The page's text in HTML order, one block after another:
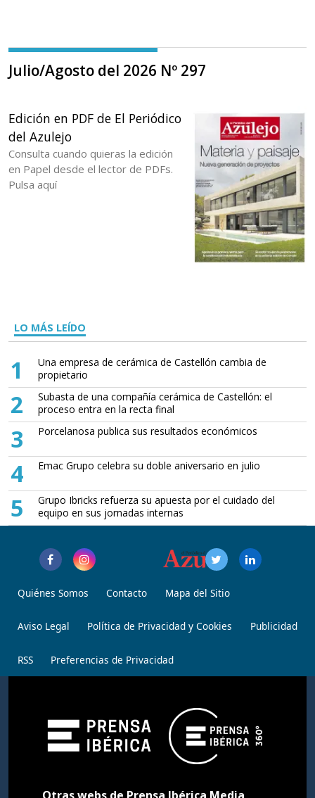
Julio/Agosto del 2026 Nº 297
Edición en PDF de El Periódico
del Azulejo
Consulta cuando quieras la edición
en Papel desde el lector de PDFs.
Pulsa aquí
LO MÁS LEÍDO
1
Una empresa de cerámica de Castellón cambia de
propietario
2
Subasta de una compañía cerámica de Castellón: el
proceso entra en la recta final
3 Porcelanosa publica sus resultados económicos
4 Emac Grupo celebra su doble aniversario en julio
5
Grupo Ibricks refuerza su apuesta por el cuidado del
equipo en sus jornadas internas
Quiénes Somos Contacto Mapa del Sitio
Aviso Legal Política de Privacidad y Cookies Publicidad
RSS Preferencias de Privacidad
Otras webs de Prensa Ibérica Media